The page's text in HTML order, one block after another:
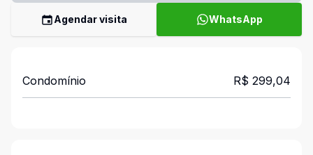
Agendar visita WhatsApp
Condomínio R$ 299,04